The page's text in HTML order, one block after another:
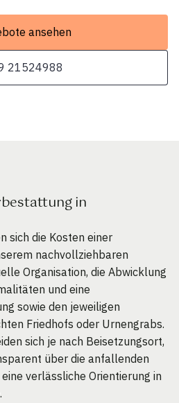
ansehen
21524988
in
sich die Kosten einer
nachvollziehbaren
Organisation, die Abwicklung
und eine
sowie den jeweiligen
Friedhofs oder Urnengrabs.
sich je nach Beisetzungsort,
über die anfallenden
verlässliche Orientierung in